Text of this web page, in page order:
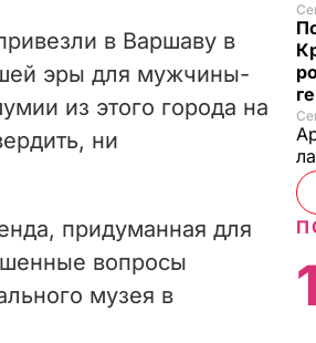
в Варшаву в
эры для мужчины-
из этого города на
ни
придуманная для
вопросы
музея в
1